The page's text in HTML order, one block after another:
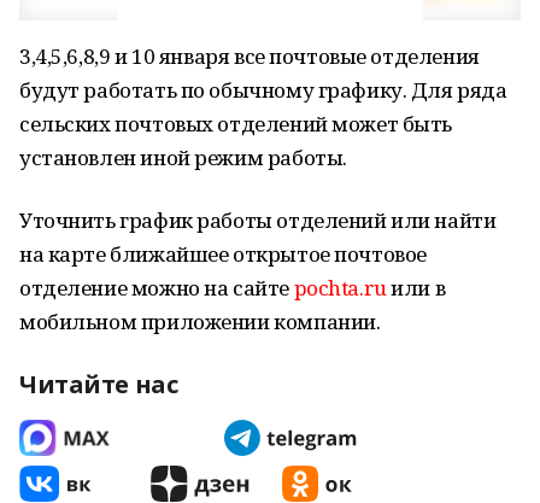
3,4,5,6,8,9 и 10 января все почтовые отделения
будут работать по обычному графику. Для ряда
сельских почтовых отделений может быть
установлен иной режим работы.
Уточнить график работы отделений или найти
на карте ближайшее открытое почтовое
отделение можно на сайтеpochta.ruили в
мобильном приложении компании.
Читайте нас